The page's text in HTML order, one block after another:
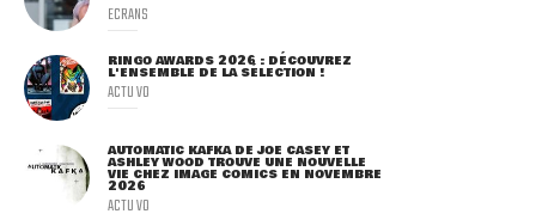
ECRANS
RINGO AWARDS 2026 : DÉCOUVREZ
L'ENSEMBLE DE LA SÉLECTION !
ACTU VO
AUTOMATIC KAFKA DE JOE CASEY ET
ASHLEY WOOD TROUVE UNE NOUVELLE
VIE CHEZ IMAGE COMICS EN NOVEMBRE
2026
ACTU VO